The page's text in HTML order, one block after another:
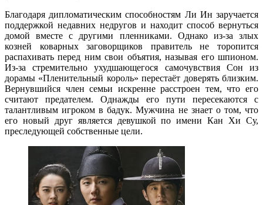
Благодаря дипломатическим способностям Ли Ин заручается
поддержкой недавних недругов и находит способ вернуться
домой вместе с другими пленниками. Однако из-за злых
козней коварных заговорщиков правитель не торопится
распахивать перед ним свои объятия, называя его шпионом.
Из-за стремительно ухудшающегося самочувствия Сон из
дорамы «Пленительный король» перестаёт доверять близким.
Вернувшийся член семьи искренне расстроен тем, что его
считают предателем. Однажды его пути пересекаются с
талантливым игроком в бадук. Мужчина не знает о том, что
его новый друг является девушкой по имени Кан Хи Су,
преследующей собственные цели.